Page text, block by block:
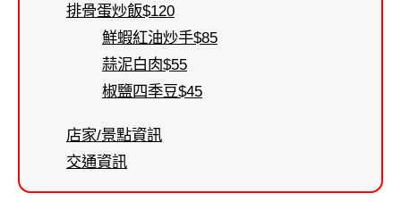
排骨蛋炒飯$120
鮮蝦紅油炒手$85
蒜泥白肉$55
椒鹽四季豆$45
店家/景點資訊
交通資訊